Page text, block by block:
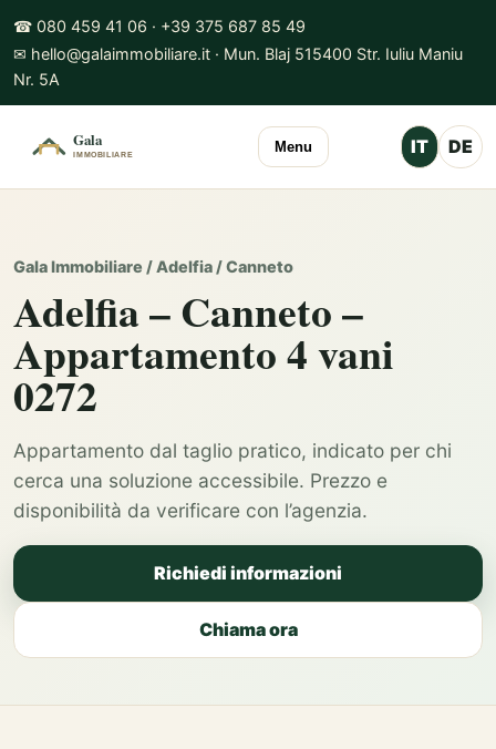
☎ 080 459 41 06 · +39 375 687 85 49
✉ hello@galaimmobiliare.it · Mun. Blaj 515400 Str. Iuliu Maniu
Nr. 5A
Menu IT DE
Gala Immobiliare / Adelfia / Canneto
Adelfia – Canneto –
Appartamento 4 vani
0272
Appartamento dal taglio pratico, indicato per chi
cerca una soluzione accessibile. Prezzo e
disponibilità da verificare con l’agenzia.
Richiedi informazioni
Chiama ora